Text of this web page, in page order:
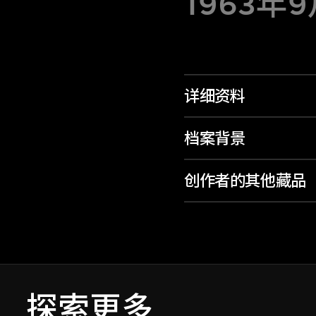
详细资料
档案背景
创作者的其他藏品